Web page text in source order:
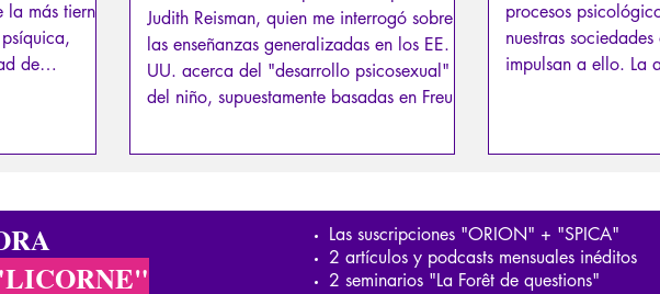
más tierna
de
Judith Reisman, quien me interrogó sobre
las enseñanzas generalizadas en los EE.
UU. acerca del "desarrollo psicosexual"
del niño, supuestamente basadas en Freud,
temprana del niño.
procesos
nuestras
impulsan a ello. La
impulsos.
Las suscripciones "ORION" + "SPICA"
2 artículos y podcasts mensuales inéditos
2 seminarios "La Forêt de questions"